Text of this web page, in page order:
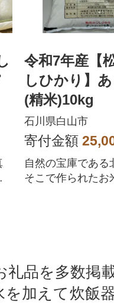
令和7年産【
しひかり】
(精米)10kg
石川県白山市
寄付金額
自然の宝庫である
そこで作られたお
礼品を多数掲
を加えて炊飯